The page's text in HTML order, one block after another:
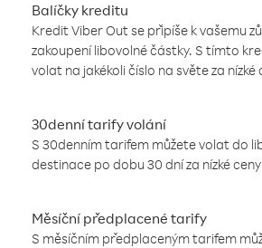
Balíčky kreditu
Kredit Viber Out se připíše k vašemu
zakoupení libovolné částky. S tímto
volat na jakékoli číslo na světe za nízké
30denní tarify volání
S 30denním tarifem můžete volat do
destinace po dobu 30 dní za nízké
Měsíční předplacené tarify
S měsíčním předplaceným tarifem